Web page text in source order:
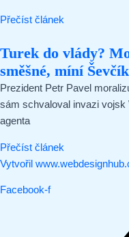
Přečíst článek
Turek do vlády?
směšné, míní
Prezident Petr Pavel
sám schvaloval invazi
agenta
Přečíst článek
Vytvořil
Facebook-f